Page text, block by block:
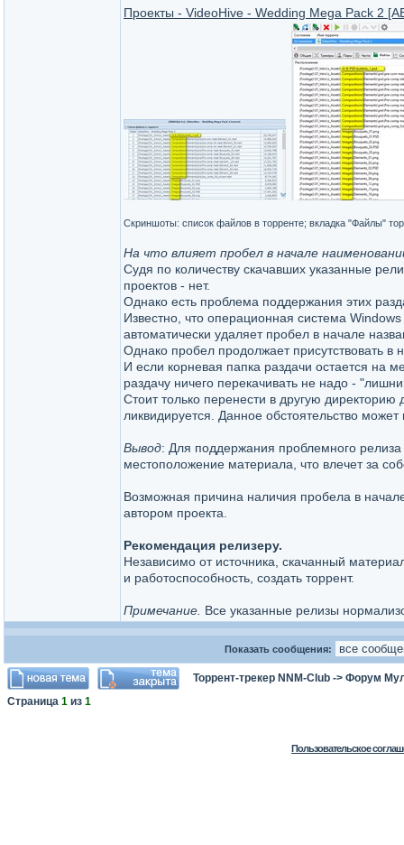
Проекты - VideoHive - Wedding Mega Pack 2
Скриншоты: список файлов в торренте; вкладка "Файлы"
На что влияет пробел в начале
Судя по количеству скачавших указанные
проектов - нет.
Однако есть проблема поддержания этих
Известно, что операционная система
автоматически удаляет пробел в начале
Однако пробел продолжает присутствовать
И если корневая папка раздачи остается на
раздачу ничего перекачивать не надо -
Стоит только перенести в другую
ликвидируется. Данное обстоятельство
Вывод: Для поддержания проблемного
местоположение материала, что влечет за
Возможная причина наличия пробела в
автором проекта.
Рекомендация релизеру.
Независимо от источника, скачанный
и работоспособность, создать торрент.
Примечание. Все указанные релизы
Показать сообщения:
Торрент-трекер NNM-Club -> Форум
Страница 1 из 1
Пользовательское